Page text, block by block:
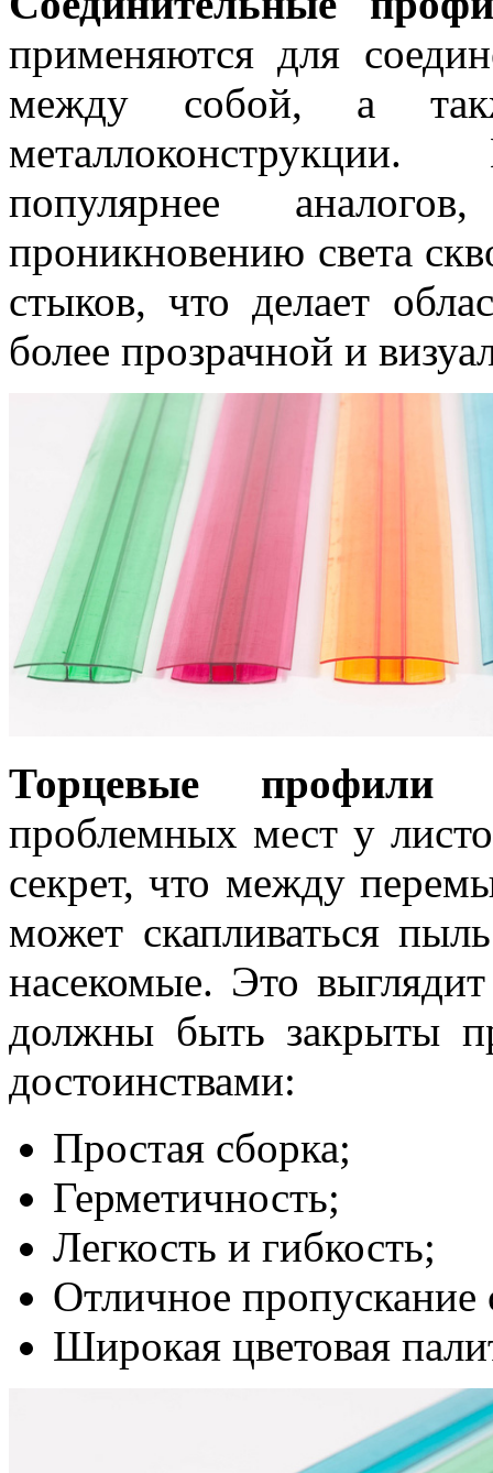
применяются для
между собой, а
популярнее
проникновению света
стыков, что делает
более прозрачной и
Торцевые профили
проблемных мест у
секрет, что между
может скапливаться
насекомые. Это
должны быть закрыты
достоинствами:
Простая сборка;
Герметичность;
Легкость и гибкость;
Отличное пропускание
Широкая цветовая